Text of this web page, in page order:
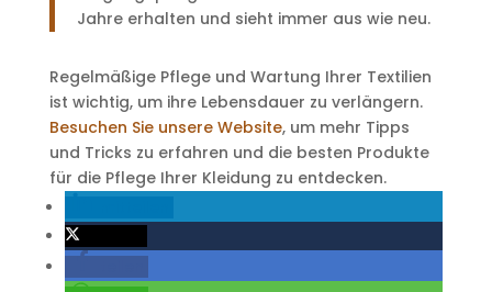
Jahre erhalten und sieht immer aus wie neu.
Regelmäßige Pflege und Wartung Ihrer Textilien
ist wichtig, um ihre Lebensdauer zu verlängern.
Besuchen Sie unsere Website, um mehr Tipps
und Tricks zu erfahren und die besten Produkte
für die Pflege Ihrer Kleidung zu entdecken.